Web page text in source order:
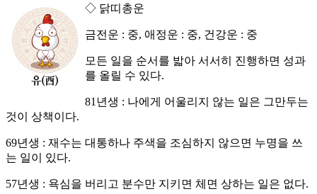
◇ 닭띠총운
금전운 : 중, 애정운 : 중, 건강운 : 중
모든 일을 순서를 밟아 서서히 진행하면 성과
를 올릴 수 있다.
81년생 : 나에게 어울리지 않는 일은 그만두는
것이 상책이다.
69년생 : 재수는 대통하나 주색을 조심하지 않으면 누명을 쓰
는 일이 있다.
57년생 : 욕심을 버리고 분수만 지키면 체면 상하는 일은 없다.